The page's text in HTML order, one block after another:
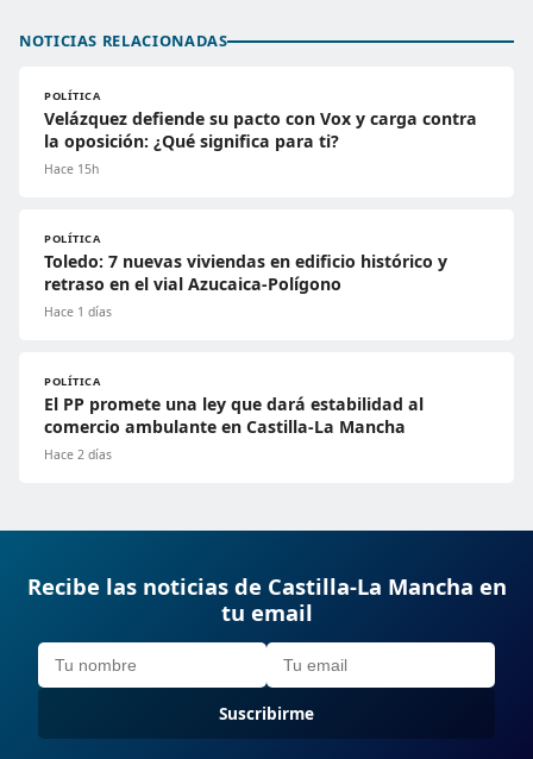
NOTICIAS RELACIONADAS
POLÍTICA
Velázquez defiende su pacto con Vox y carga contra
la oposición: ¿Qué significa para ti?
Hace 15h
POLÍTICA
Toledo: 7 nuevas viviendas en edificio histórico y
retraso en el vial Azucaica-Polígono
Hace 1 días
POLÍTICA
El PP promete una ley que dará estabilidad al
comercio ambulante en Castilla-La Mancha
Hace 2 días
Recibe las noticias de Castilla-La Mancha en
tu email
Suscribirme